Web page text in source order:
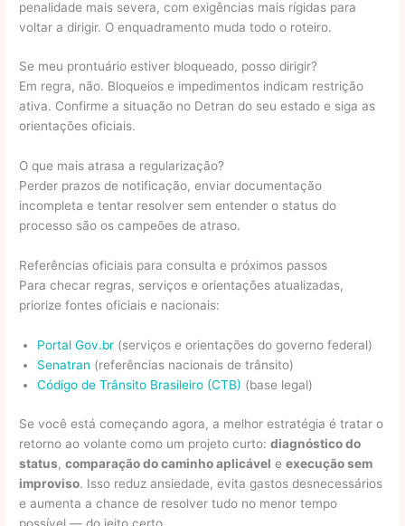
penalidade mais severa, com exigências mais rígidas para
voltar a dirigir. O enquadramento muda todo o roteiro.
Se meu prontuário estiver bloqueado, posso dirigir?
Em regra, não. Bloqueios e impedimentos indicam restrição
ativa. Confirme a situação no Detran do seu estado e siga as
orientações oficiais.
O que mais atrasa a regularização?
Perder prazos de notificação, enviar documentação
incompleta e tentar resolver sem entender o status do
processo são os campeões de atraso.
Referências oficiais para consulta e próximos passos
Para checar regras, serviços e orientações atualizadas,
priorize fontes oficiais e nacionais:
Portal Gov.br (serviços e orientações do governo federal)
Senatran (referências nacionais de trânsito)
Código de Trânsito Brasileiro (CTB) (base legal)
Se você está começando agora, a melhor estratégia é tratar o
retorno ao volante como um projeto curto:diagnóstico do
status,comparação do caminho aplicável eexecução sem
improviso. Isso reduz ansiedade, evita gastos desnecessários
e aumenta a chance de resolver tudo no menor tempo
possível — do jeito certo.